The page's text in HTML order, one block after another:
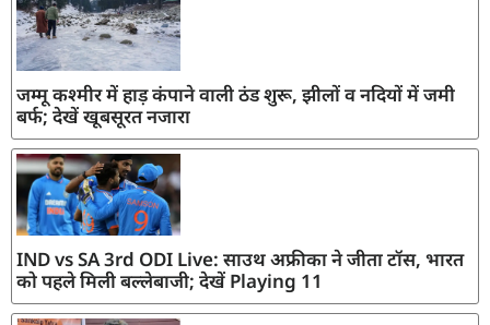
जम्मू कश्मीर में हाड़ कंपाने वाली ठंड शुरू, झीलों व नदियों में जमी
बर्फ; देखें खूबसूरत नजारा
IND vs SA 3rd ODI Live: साउथ अफ्रीका ने जीता टॉस, भारत
को पहले मिली बल्लेबाजी; देखें Playing 11